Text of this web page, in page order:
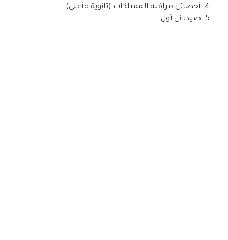
4- أخصائي مراقبة الممتلكات (ثانوية فأعلى).
5- صيدلاني أول.